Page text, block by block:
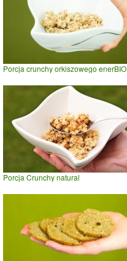
Porcja crunchy orkiszowego enerBIO
Porcja Crunchy natural